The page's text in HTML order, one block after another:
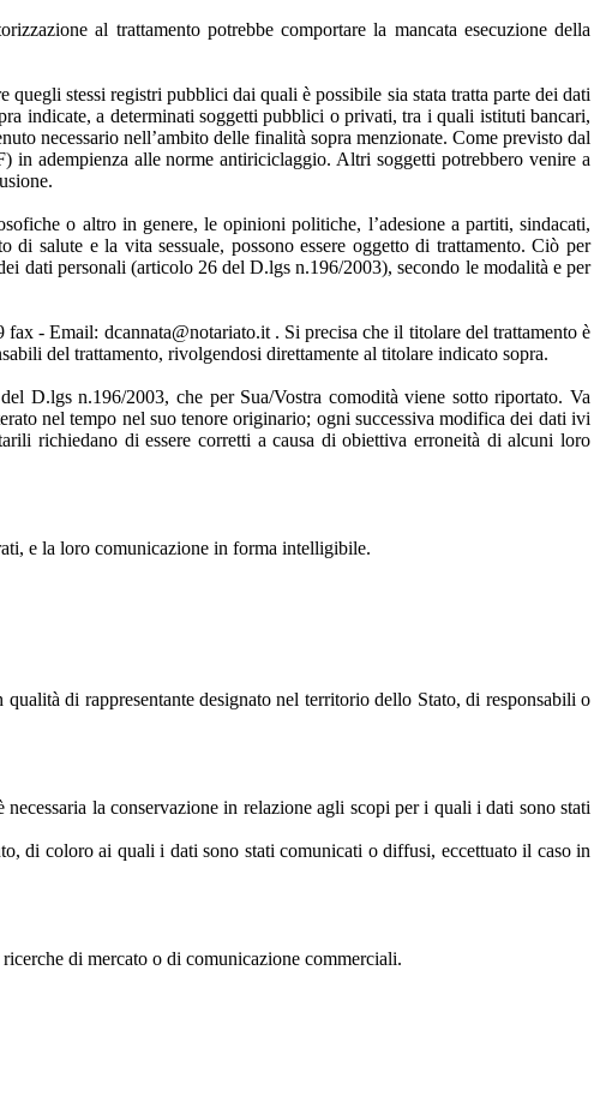
al trattamento potrebbe comportare la mancata esecuzione della
stessi registri pubblici dai quali è possibile sia stata tratta parte dei dati
indicate, a determinati soggetti pubblici o privati, tra i quali istituti bancari,
necessario nell’ambito delle finalità sopra menzionate. Come previsto dal
in adempienza alle norme antiriciclaggio. Altri soggetti potrebbero venire a
o altro in genere, le opinioni politiche, l’adesione a partiti, sindacati,
salute e la vita sessuale, possono essere oggetto di trattamento. Ciò per
dati personali (articolo 26 del D.lgs n.196/2003), secondo le modalità e per
- Email: dcannata@notariato.it . Si precisa che il titolare del trattamento è
del trattamento, rivolgendosi direttamente al titolare indicato sopra.
D.lgs n.196/2003, che per Sua/Vostra comodità viene sotto riportato. Va
nel tempo nel suo tenore originario; ogni successiva modifica dei dati ivi
richiedano di essere corretti a causa di obiettiva erroneità di alcuni loro
e la loro comunicazione in forma intelligibile.
di rappresentante designato nel territorio dello Stato, di responsabili o
la conservazione in relazione agli scopi per i quali i dati sono stati
di coloro ai quali i dati sono stati comunicati o diffusi, eccettuato il caso in
di mercato o di comunicazione commerciali.